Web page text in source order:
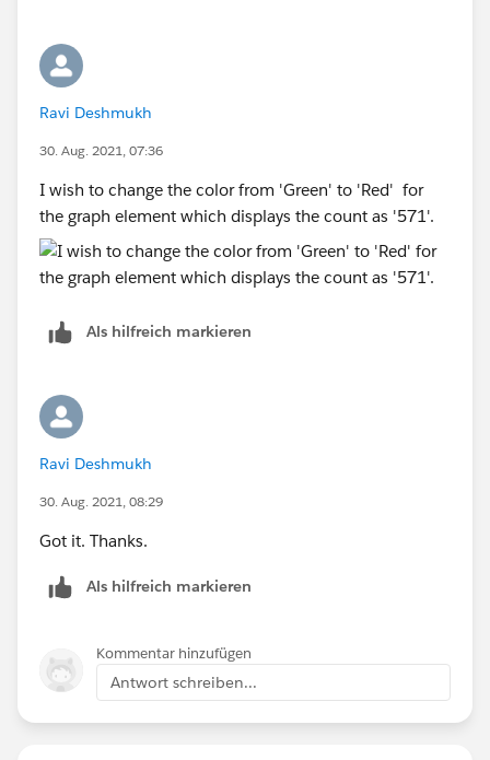
Ravi Deshmukh
30. Aug. 2021, 07:36
I wish to change the color from 'Green' to 'Red' for
the graph element which displays the count as '571'.
Als hilfreich markieren
Ravi Deshmukh
30. Aug. 2021, 08:29
Got it. Thanks.
Als hilfreich markieren
Kommentar hinzufügen
Antwort schreiben...